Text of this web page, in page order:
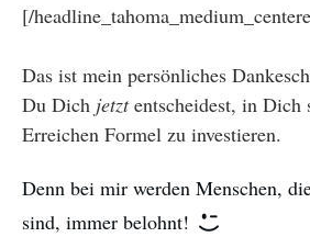
[/
Das ist mein persönliches
Du Dich jetztentscheidest, in Dich
Erreichen Formel zu investieren.
Denn bei mir werden Menschen,
sind, immer belohnt!